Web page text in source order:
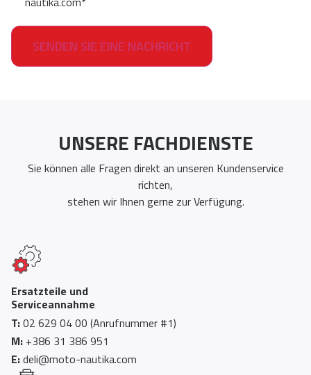
UNSERE FACHDIENSTE
Sie können alle Fragen direkt an unseren Kundenservice
richten,
stehen wir Ihnen gerne zur Verfügung.
Ersatzteile und
Serviceannahme
T:02 629 04 00 (Anrufnummer #1)
M: +386 31 386 951
E:deli@moto-nautika.com